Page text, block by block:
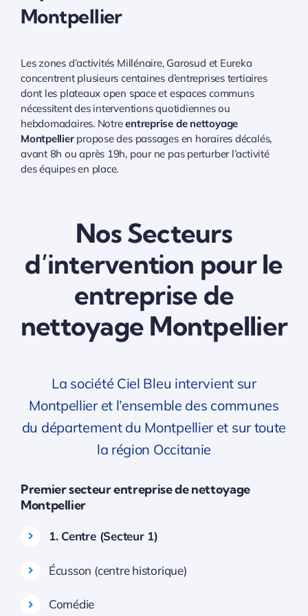
Montpellier
Les zones d’activités Millénaire, Garosud et Eureka
concentrent plusieurs centaines d’entreprises tertiaires
dont les plateaux open space et espaces communs
nécessitent des interventions quotidiennes ou
hebdomadaires. Notreentreprise de nettoyage
Montpellierpropose des passages en horaires décalés,
avant 8h ou après 19h, pour ne pas perturber l’activité
des équipes en place.
Nos Secteurs
d’intervention pour le
entreprise de
nettoyage Montpellier
La société Ciel Bleu intervient sur
Montpellier et l’ensemble des communes
du département du Montpellier et sur toute
la région Occitanie
Premier secteur entreprise de nettoyage
Montpellier
1. Centre (Secteur 1)
Écusson (centre historique)
Comédie